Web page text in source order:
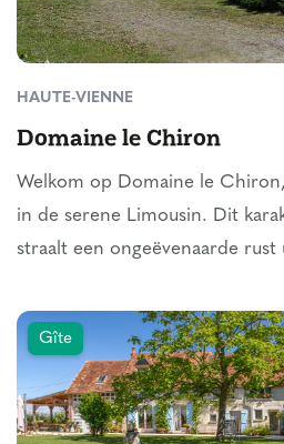
HAUTE-VIENNE
Domaine le Chiron
Welkom op Domaine le
in de serene Limousin. Dit
straalt een ongeëvenaarde rust
Gîte